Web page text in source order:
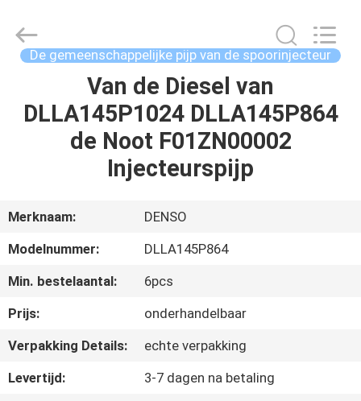
PRODUCTEN
OVER
FABRIEKSTOCHT
KWALITEITSCONTROLE
Parts
De gemeenschappelijke pijp van de spoorinjecteur
Van de Diesel van
DLLA145P1024 DLLA145P864
de Noot F01ZN00002
Injecteurspijp
Merknaam:
DENSO
Modelnummer:
DLLA145P864
Min. bestelaantal:
6pcs
Prijs:
onderhandelbaar
Verpakking Details:
echte verpakking
Levertijd:
3-7 dagen na betaling